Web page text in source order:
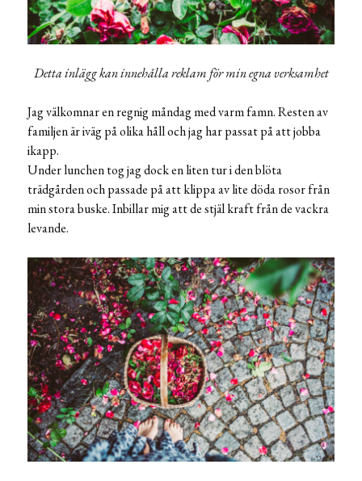
Detta inlägg kan innehålla reklam för min egna verksamhet
Jag välkomnar en regnig måndag med varm famn. Resten av
familjen är iväg på olika håll och jag har passat på att jobba
ikapp.
Under lunchen tog jag dock en liten tur i den blöta
trädgården och passade på att klippa av lite döda rosor från
min stora buske. Inbillar mig att de stjäl kraft från de vackra
levande.